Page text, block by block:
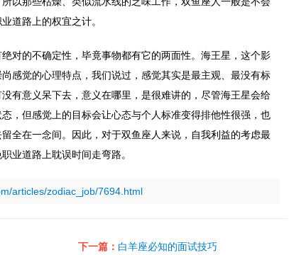
道路上的权宜之计。
对的不确定性，毕竟事物都有它的两面性。海王星，这个影
感觉的心理特点，我们说过，感觉其实是最主观、最没有标
有意义呆下去，意义在哪里，是很难讲的，尽管海王星会给
，但感觉上的目标会让心态与个人标准变得排他性很强，也
全在一念间。因此，对于双鱼座人来说，自我利益的考虑最
业道路上耽误时间走弯路。
articles/zodiac_job/7694.html
下一篇： 白羊座必知的面试技巧